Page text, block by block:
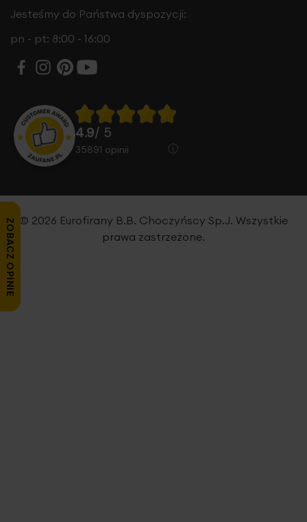
Jesteśmy do Państwa dyspozycji:
pn - pt: 8:00 - 16:00
4.9/ 5
35891 opinii
ZOBACZ OPINIE © 2026 Eurofirany B.B. Choczyńscy Sp.J. Wszystkie
prawa zastrzeżone.